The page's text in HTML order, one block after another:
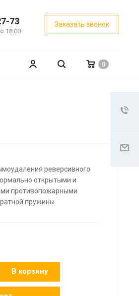
73
18:00
Заказать звонок
0
реверсивного
открытыми и
противопожарными
пружины.
В корзину